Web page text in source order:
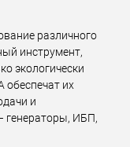
различного
инструмент,
экологически
обеспечат их
и
генераторы, ИБП,